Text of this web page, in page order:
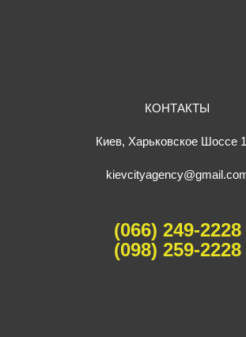
КОНТАКТЫ
Киев, Харьковское Шоссе
(066) 249-2228
(098) 259-2228